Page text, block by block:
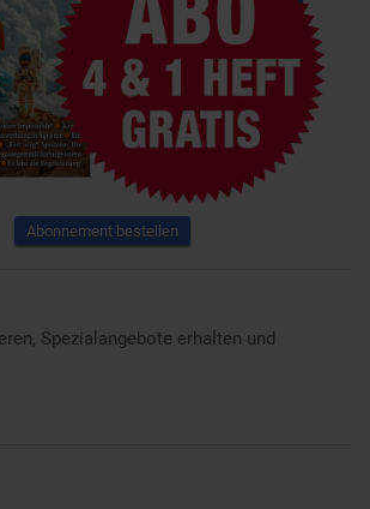
Abonnement bestellen
Spezialangebote erhalten und